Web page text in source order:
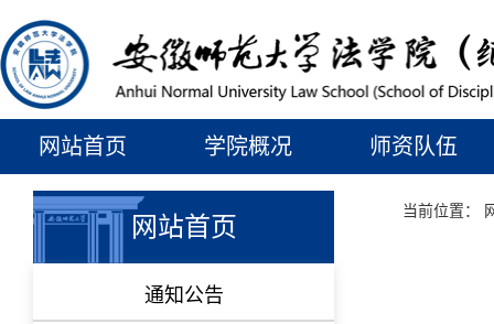
网站首页 学院概况 师资队伍
网站首页
通知公告
当前位置：